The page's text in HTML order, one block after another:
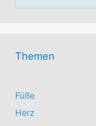
Themen
Füße
Herz